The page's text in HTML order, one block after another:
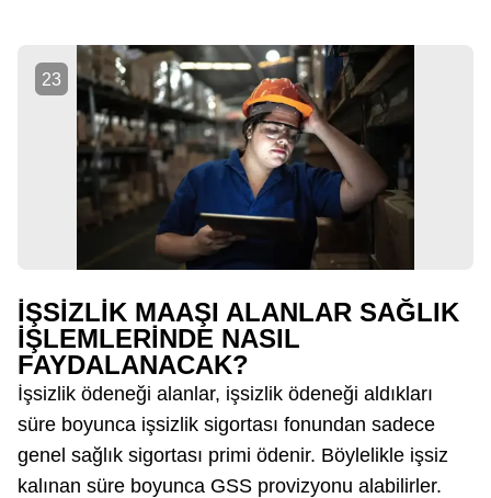
23
İŞSİZLİK MAAŞI ALANLAR SAĞLIK
İŞLEMLERİNDE NASIL
FAYDALANACAK?
İşsizlik ödeneği alanlar, işsizlik ödeneği aldıkları
süre boyunca işsizlik sigortası fonundan sadece
genel sağlık sigortası primi ödenir. Böylelikle işsiz
kalınan süre boyunca GSS provizyonu alabilirler.